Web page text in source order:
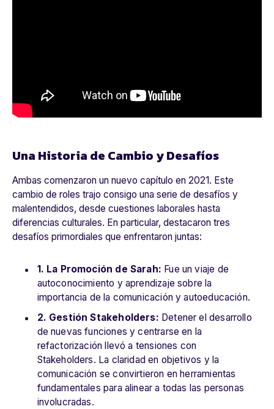
Una Historia de Cambio y Desafíos
Ambas comenzaron un nuevo capítulo en 2021. Este
cambio de roles trajo consigo una serie de desafíos y
malentendidos, desde cuestiones laborales hasta
diferencias culturales. En particular, destacaron tres
desafíos primordiales que enfrentaron juntas:
1. La Promoción de Sarah: Fue un viaje de
autoconocimiento y aprendizaje sobre la
importancia de la comunicación y autoeducación.
2. Gestión Stakeholders: Detener el desarrollo
de nuevas funciones y centrarse en la
refactorización llevó a tensiones con
Stakeholders. La claridad en objetivos y la
comunicación se convirtieron en herramientas
fundamentales para alinear a todas las personas
involucradas.